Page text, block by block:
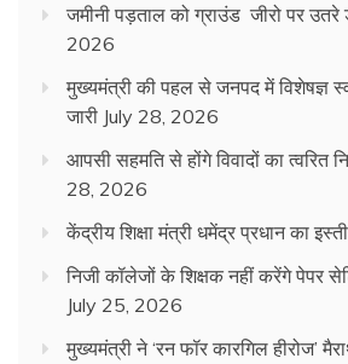
जमीनी पड़ताल को ग्राउंड जीरो पर उतरे
2026
मुख्यमंत्री की पहल से जनपद में विशेषज्ञ
जारी July 28, 2026
आपसी सहमति से होंगे विवादों का त्वरित
28, 2026
केंद्रीय शिक्षा मंत्री धमेंद्र प्रधान का
निजी कॉलेजों के शिक्षक नहीं करेंगे पेपर
July 25, 2026
मुख्यमंत्री ने ‘रन फॉर कारगिल हीरोज’